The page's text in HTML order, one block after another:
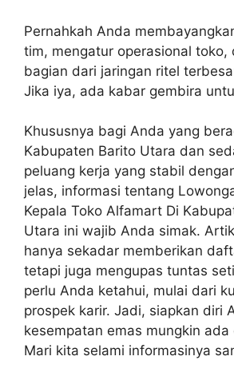
Pernahkah Anda
tim, mengatur operasional toko,
bagian dari jaringan ritel
Jika iya, ada kabar gembira
Khususnya bagi Anda yang
Kabupaten Barito Utara dan
peluang kerja yang stabil
jelas, informasi tentang
Kepala Toko Alfamart Di
Utara ini wajib Anda simak.
hanya sekadar memberikan
tetapi juga mengupas tuntas
perlu Anda ketahui, mulai dari
prospek karir. Jadi, siapkan diri
kesempatan emas mungkin
Mari kita selami informasinya